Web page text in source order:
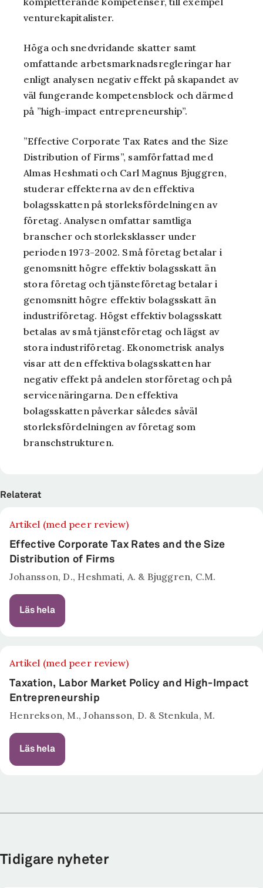
venturekapitalister.
Höga och snedvridande skatter samt
omfattande arbetsmarknadsregleringar har
enligt analysen negativ effekt på skapandet av
väl fungerande kompetensblock och därmed
på ”high-impact entrepreneurship”.
”Effective Corporate Tax Rates and the Size
Distribution of Firms”, samförfattad med
Almas Heshmati och Carl Magnus Bjuggren,
studerar effekterna av den effektiva
bolagsskatten på storleksfördelningen av
företag. Analysen omfattar samtliga
branscher och storleksklasser under
perioden 1973-2002. Små företag betalar i
genomsnitt högre effektiv bolagsskatt än
stora företag och tjänsteföretag betalar i
genomsnitt högre effektiv bolagsskatt än
industriföretag. Högst effektiv bolagsskatt
betalas av små tjänsteföretag och lägst av
stora industriföretag. Ekonometrisk analys
visar att den effektiva bolagsskatten har
negativ effekt på andelen storföretag och på
servicenäringarna. Den effektiva
bolagsskatten påverkar således såväl
storleksfördelningen av företag som
branschstrukturen.
Relaterat
Artikel (med peer review)
Effective Corporate Tax Rates and the Size
Distribution of Firms
Johansson, D., Heshmati, A. & Bjuggren, C.M.
Läs hela
Artikel (med peer review)
Taxation, Labor Market Policy and High-Impact
Entrepreneurship
Henrekson, M., Johansson, D. & Stenkula, M.
Läs hela
Tidigare nyheter